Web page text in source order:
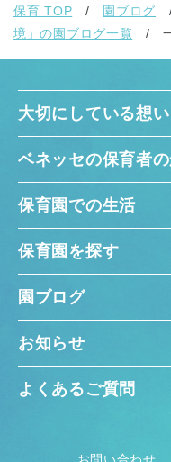
保育 TOP 園ブログ
境」の園ブログ一覧
大切にしている想い
ベネッセの保育者
保育園での生活
保育園を探す
園ブログ
お知らせ
よくあるご質問
お問い合わせ